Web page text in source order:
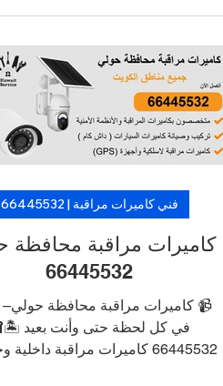
اليوم 📞 اطلب الآن خدمة تركيب
في الأحمدي بأسعار منافسة وتركيب
من فنيين متخصصين. 🛡️ لأن الأمان
تأجيل… خلّ الكاميرات تشتغل،
كاميرات مراقبة محافظة
66445532
📹 كاميرات مراقبة محافظة حولي–
في كل لحظة حتى وأنت بعيد
66445532 كاميرات مراقبة داخلية
فني كاميرات مراقبة | 66445532